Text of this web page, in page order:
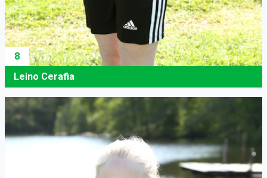
8
Leino Cerafia